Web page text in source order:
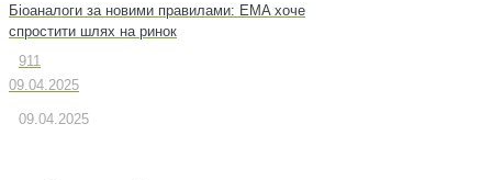
Біоаналоги за новими правилами: EMA хоче
спростити шлях на ринок
09.04.2025
911
09.04.2025